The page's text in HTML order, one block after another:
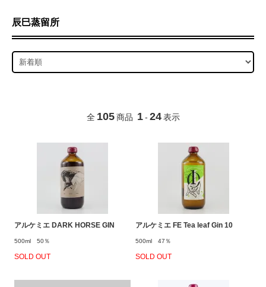
辰巳蒸留所
全 105 商品 1 - 24 表示
アルケミエ DARK HORSE GIN
500ml 50％
SOLD OUT
アルケミエ FE Tea leaf Gin 10
500ml 47％
SOLD OUT